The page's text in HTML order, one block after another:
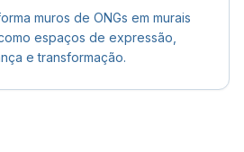
muros de ONGs em murais
espaços de expressão,
e transformação.